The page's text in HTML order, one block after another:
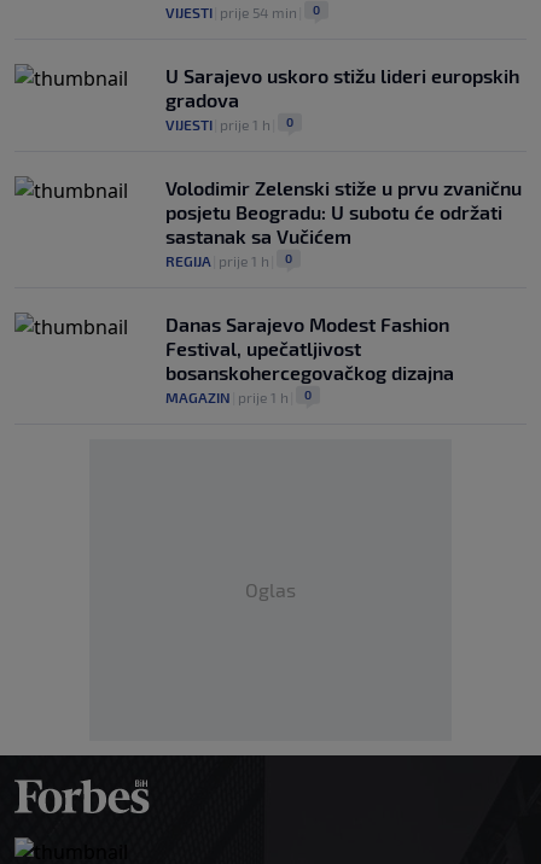
VIJESTI prije 54 min 0
U Sarajevo uskoro stižu lideri europskih
gradova
VIJESTI prije 1 h 0
Volodimir Zelenski stiže u prvu zvaničnu
posjetu Beogradu: U subotu će održati
sastanak sa Vučićem
REGIJA prije 1 h 0
Danas Sarajevo Modest Fashion
Festival, upečatljivost
bosanskohercegovačkog dizajna
MAGAZIN prije 1 h 0
Oglas